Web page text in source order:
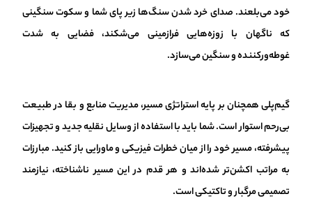
خود می‌بلعند. صدای خرد شدن سنگ‌ها زیر پای شما و سکوت سنگینی
که ناگهان با زوزه‌هایی فرازمینی می‌شکند، فضایی به شدت
غوطه‌ورکننده و سنگین می‌سازد.
گیم‌پلی همچنان بر پایه استراتژی مسیر، مدیریت منابع و بقا در طبیعت
بی‌رحم استوار است. شما باید با استفاده از وسایل نقلیه جدید و تجهیزات
پیشرفته، مسیر خود را از میان خطرات فیزیکی و ماورایی باز کنید. مبارزات
به مراتب اکشن‌تر شده‌اند و هر قدم در این مسیر ناشناخته، نیازمند
تصمیمی مرگبار و تاکتیکی است.